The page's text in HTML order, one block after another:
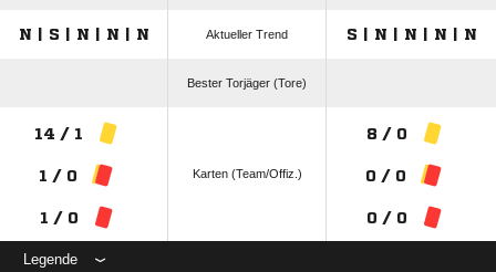
N | S | N | N | N Aktueller Trend S | N | N | N | N
Bester Torjäger (Tore)
14 / 1
1 / 0
1 / 0
Karten (Team/Offiz.)
8 / 0
0 / 0
0 / 0
Legende